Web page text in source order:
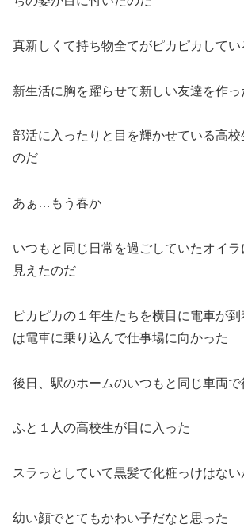
真新しくて持ち物全てがピカピカしてい
新生活に胸を躍らせて新しい友達を作っ
部活に入ったりと目を輝かせている高
のだ
あぁ…もう春か
いつもと同じ日常を過ごしていたオイ
見えたのだ
ピカピカの１年生たちを横目に電車が
は電車に乗り込んで仕事場に向かった
後日、駅のホームのいつもと同じ車両で
ふと１人の高校生が目に入った
スラっとしていて黒髪で化粧っけはない
幼い顔でとてもかわい子だなと思った